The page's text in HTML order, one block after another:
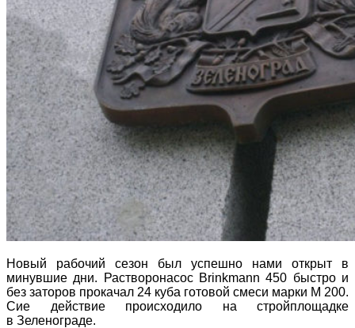
Новый рабочий сезон был успешно нами открыт в
минувшие дни. Растворонасос Brinkmann 450 быстро и
без заторов прокачал 24 куба готовой смеси марки М 200.
Сие действие происходило на стройплощадке
в Зеленограде.